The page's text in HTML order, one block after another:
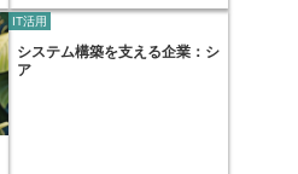
IT活用
システム構築を支える企業：シ
ア